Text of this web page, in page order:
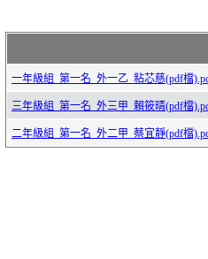
一年級組_第一名_外一乙_粘芯慈(pdf檔
三年級組_第一名_外三甲_賴筱晴(pdf檔
二年級組_第一名_外二甲_蔡宜靜(pdf檔